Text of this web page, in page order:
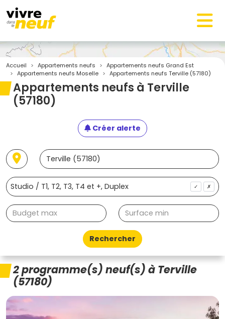
Accueil Appartements neufs
Appartements neufs Grand Est
Appartements neufs Moselle
Appartements neufs Terville (57180)
Appartements neufs à Terville
(57180)
Créer alerte
✓ ✗
Rechercher
2 programme(s) neuf(s) à Terville
(57180)